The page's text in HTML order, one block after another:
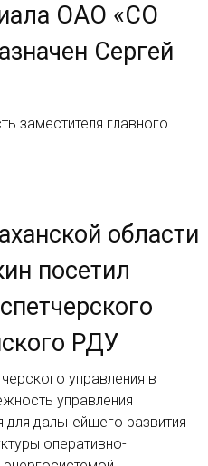
ОАО «СО
Сергей
заместителя главного
области
посетил
РДУ
управления в
управления
дальнейшего развития
оперативно-